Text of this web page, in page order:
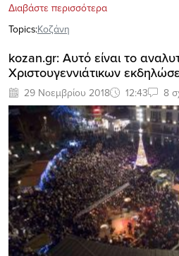
Διαβάστε περισσότερα
Topics:Κοζάνη
kozan.gr: Αυτό είναι το
Χριστουγεννιάτικων
29 Νοεμβρίου 2018 12:43 8